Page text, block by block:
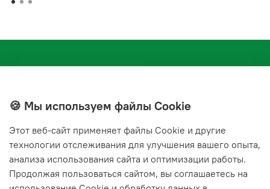
+7(843) 210-20-24
Мы в соц. сетях
🍪 Мы используем файлы Cookie
Этот веб‑сайт применяет файлы Cookie и другие
технологии отслеживания для улучшения вашего опыта,
анализа использования сайта и оптимизации работы.
Продолжая пользоваться сайтом, вы соглашаетесь на